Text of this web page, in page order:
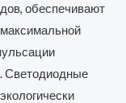
обеспечивают
Светодиодные